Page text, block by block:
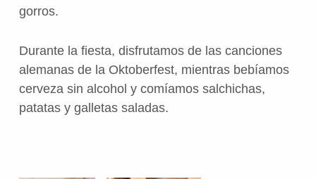
gorros.
Durante la fiesta, disfrutamos de las canciones
alemanas de la Oktoberfest, mientras bebíamos
cerveza sin alcohol y comíamos salchichas,
patatas y galletas saladas.